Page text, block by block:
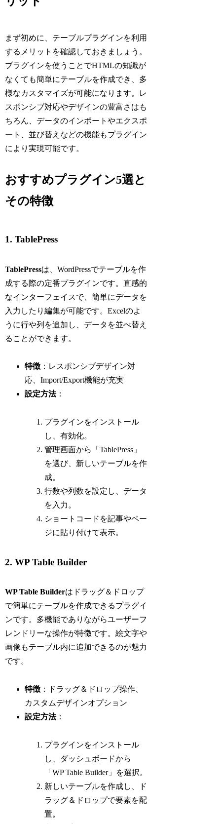
まず初めに、テーブルプラグインを利用
するメリットを確認しておきましょう。
プラグインを使うことでHTMLの知識が
なくても簡単にテーブルを作成でき、多
様なカスタマイズが可能になります。レ
スポンシブ対応やデザインの豊富さはも
ちろん、データのインポートやエクスポ
ート、並び替えなどの機能もプラグイン
により実現可能です。
おすすめプラグイン5選と
その特徴
1. TablePress
TablePressは、WordPressでテーブルを作
成する際の定番プラグインです。直感的
なインターフェイスで、簡単にデータを
入力したり編集が可能です。Excelのよ
うに行や列を追加し、データを並べ替え
ることができます。
特徴 ：レスポンシブデザイン対
応、Import/Export機能が充実
設定方法：
プラグインをインストール
し、有効化。
管理画面から「TablePress」
を選び、新しいテーブルを作
成。
行数や列数を設定し、データ
を入力。
ショートコードを記事やペー
ジに貼り付けて表示。
2. WP Table Builder
WP Table Builderはドラッグ＆ドロップ
で簡単にテーブルを作成できるプラグイ
ンです。多機能でありながらユーザーフ
レンドリーな操作が特徴です。絵文字や
画像もテーブル内に追加できるのが魅力
です。
特徴 ：ドラッグ＆ドロップ操作、
カスタムデザインオプション
設定方法：
プラグインをインストール
し、ダッシュボードから
「WP Table Builder」を選択。
新しいテーブルを作成し、ド
ラッグ＆ドロップで要素を配
置。